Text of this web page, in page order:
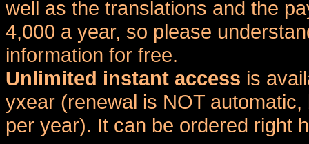
well as the translations and the
4,000 a year, so please
information for free.
Unlimited instant access is
yxear (renewal is NOT
per year). It can be ordered right